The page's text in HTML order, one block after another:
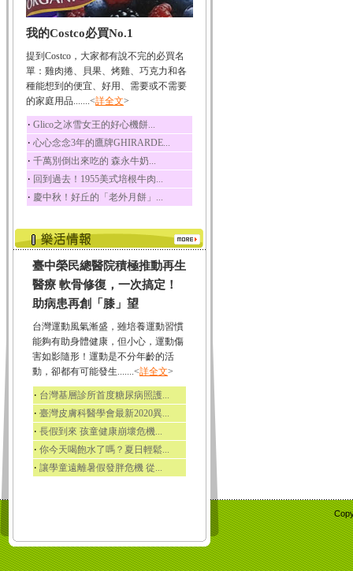
椰子
椰子含有糖類、脂肪、
荔枝
荔枝性質溫和所含的營
養素有醣類、檸檬酸...
五味子
五味子性質溫熱所含營
養成分有揮發油、檸...
草魚
草魚含有維生素A、維生
素C、及豐富的蛋白...
我的Costco必買No.1
提到Costco，大家都有說不完的必買名
單：雞肉捲、貝果、烤雞、巧克力和各
種能想到的便宜、好用、需要或不需要
的家庭用品.......<詳全文>
‧ Glico之冰雪女王的好心機餅...
‧ 心心念念3年的鷹牌GHIRARDE...
‧ 千萬別倒出來吃的 森永牛奶...
‧ 回到過去！1955美式培根牛肉...
‧ 慶中秋！好丘的「老外月餅」...
臺中榮民總醫院積極推動再生
醫療 軟骨修復，一次搞定！
助病患再創「膝」望
台灣運動風氣漸盛，雖培養運動習慣
能夠有助身體健康，但小心，運動傷
害如影隨形！運動是不分年齡的活
動，卻都有可能發生.......<詳全文>
‧ 台灣基層診所首度糖尿病照護...
‧ 臺灣皮膚科醫學會最新2020異...
‧ 長假到來 孩童健康崩壞危機...
‧ 你今天喝飽水了嗎？夏日輕鬆...
‧ 讓學童遠離暑假發胖危機 從...